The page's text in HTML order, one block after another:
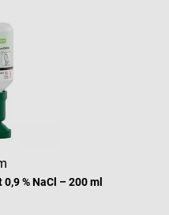
% NaCl – 200 ml